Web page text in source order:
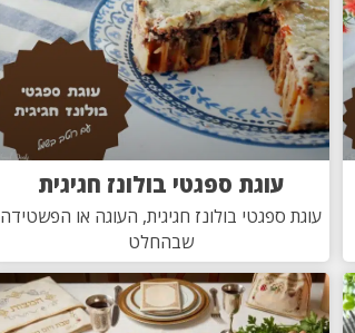
עוגת ספגטי בולונז חגיגית
עוגת ספגטי בולונז חגיגית, העוגה או הפשטידה
שבהחלט